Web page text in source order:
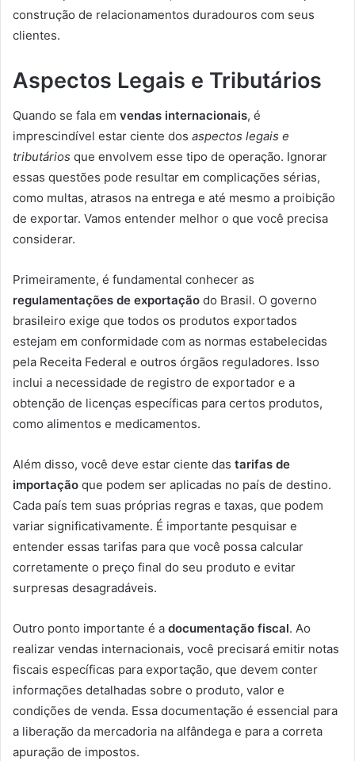
construção de relacionamentos duradouros com seus
clientes.
Aspectos Legais e Tributários
Quando se fala em vendas internacionais, é
imprescindível estar ciente dos aspectos legais e
tributários que envolvem esse tipo de operação. Ignorar
essas questões pode resultar em complicações sérias,
como multas, atrasos na entrega e até mesmo a proibição
de exportar. Vamos entender melhor o que você precisa
considerar.
Primeiramente, é fundamental conhecer as
regulamentações de exportação do Brasil. O governo
brasileiro exige que todos os produtos exportados
estejam em conformidade com as normas estabelecidas
pela Receita Federal e outros órgãos reguladores. Isso
inclui a necessidade de registro de exportador e a
obtenção de licenças específicas para certos produtos,
como alimentos e medicamentos.
Além disso, você deve estar ciente das tarifas de
importação que podem ser aplicadas no país de destino.
Cada país tem suas próprias regras e taxas, que podem
variar significativamente. É importante pesquisar e
entender essas tarifas para que você possa calcular
corretamente o preço final do seu produto e evitar
surpresas desagradáveis.
Outro ponto importante é a documentação fiscal. Ao
realizar vendas internacionais, você precisará emitir notas
fiscais específicas para exportação, que devem conter
informações detalhadas sobre o produto, valor e
condições de venda. Essa documentação é essencial para
a liberação da mercadoria na alfândega e para a correta
apuração de impostos.